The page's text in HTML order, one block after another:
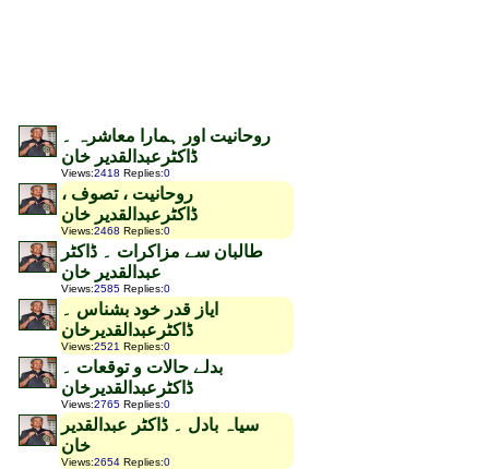
روحانیت اور ہمارا معاشرہ ۔
ڈاکٹرعبدالقدیر خان
Views:2418 Replies:0
روحانیت ، تصوف ،
ڈاکٹرعبدالقدیر خان
Views:2468 Replies:0
طالبان سے مزاکرات ۔ ڈاکٹر
عبدالقدیر خان
Views:2585 Replies:0
ایاز قدر خود بشناس ۔
ڈاکٹرعبدالقدیرخان
Views:2521 Replies:0
بدلے حالات و توقعات ۔
ڈاکٹرعبدالقدیرخان
Views:2765 Replies:0
سیاہ بادل ۔ ڈاکٹر عبدالقدیر
خان
Views:2654 Replies:0